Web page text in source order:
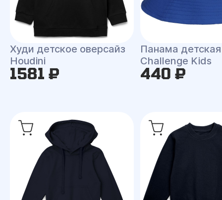
Худи детское оверсайз
Houdini
1581 ₽
Панама детская
Challenge Kids
440 ₽